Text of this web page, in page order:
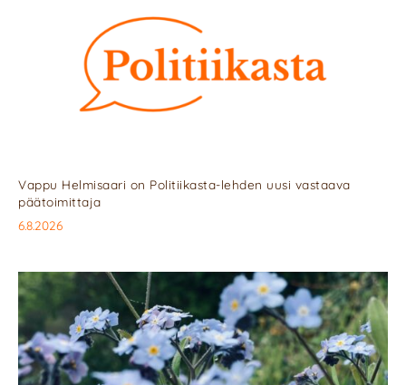
Vappu Helmisaari on Politiikasta-lehden uusi vastaava
päätoimittaja
6.8.2026